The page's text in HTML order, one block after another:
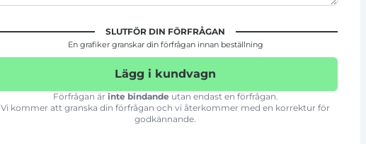
SLUTFÖR DIN FÖRFRÅGAN
En grafiker granskar din förfrågan innan beställning
Lägg i kundvagn
Förfrågan är inte bindande utan endast en förfrågan.
Vi kommer att granska din förfrågan och vi återkommer med en korrektur för
godkännande.